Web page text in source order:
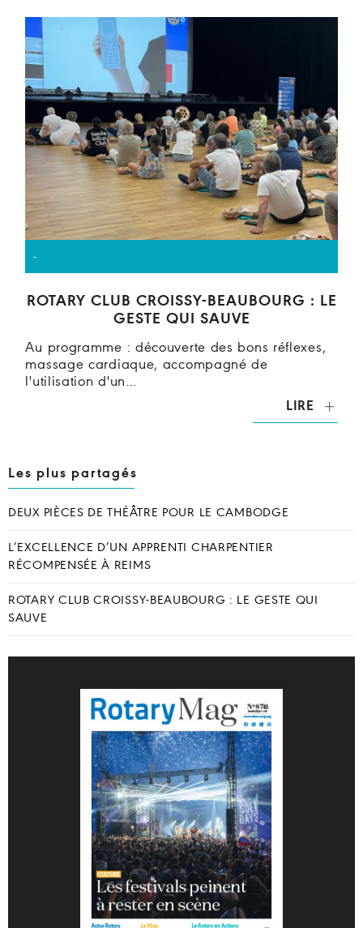
-
ROTARY CLUB CROISSY-BEAUBOURG : LE
GESTE QUI SAUVE
Au programme : découverte des bons réflexes,
massage cardiaque, accompagné de
l'utilisation d'un…
LIRE
Les plus partagés
DEUX PIÈCES DE THÉÂTRE POUR LE CAMBODGE
L’EXCELLENCE D’UN APPRENTI CHARPENTIER
RÉCOMPENSÉE À REIMS
ROTARY CLUB CROISSY-BEAUBOURG : LE GESTE QUI
SAUVE